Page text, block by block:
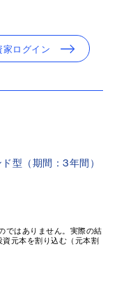
家ログイン
型（期間：3年間）
ではありません。実際の結
元本を割り込む（元本割